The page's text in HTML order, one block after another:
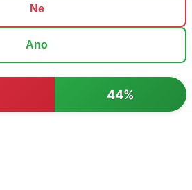
Ne
Ano
44%